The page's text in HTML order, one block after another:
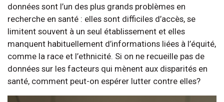
données sont l’un des plus grands problèmes en
recherche en santé : elles sont difficiles d’accès, se
limitent souvent à un seul établissement et elles
manquent habituellement d’informations liées à l’équité,
comme la race et l’ethnicité. Si on ne recueille pas de
données sur les facteurs qui mènent aux disparités en
santé, comment peut-on espérer lutter contre elles?